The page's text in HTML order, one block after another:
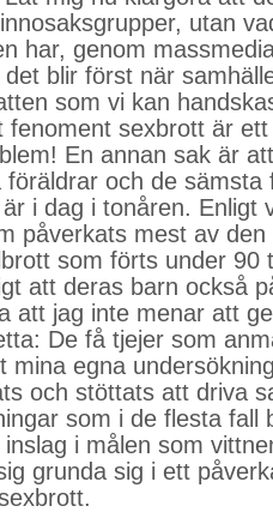
utan
har, genom
blir först när
som vi kan
fenoment sexbrott är
En annan sak är
föräldrar och de sämsta
i dag i tonåren. Enligt
påverkats mest av den
som förts under 90
att deras barn också
att jag inte menar att
De få tjejer som
mina egna
och stöttats att driva
som i de flesta fall
i målen som
grunda sig i ett